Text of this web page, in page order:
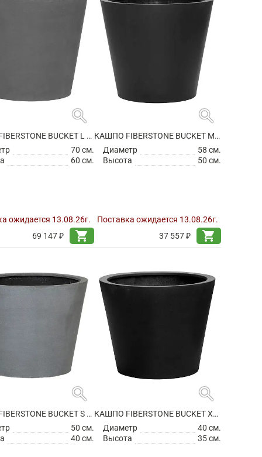
search
КАШПО FIBERSTONE BUCKET L GREY
70 см.
60 см.
ожидается 13.08.26г.
69 147 ₽
shopping_cart
search
КАШПО FIBERSTONE BUCKET M BLACK
Диаметр
58 см.
Высота
50 см.
Поставка ожидается 13.08.26г.
37 557 ₽
shopping_cart
search
КАШПО FIBERSTONE BUCKET S GREY
50 см.
40 см.
search
КАШПО FIBERSTONE BUCKET XS BLACK
Диаметр
40 см.
Высота
35 см.